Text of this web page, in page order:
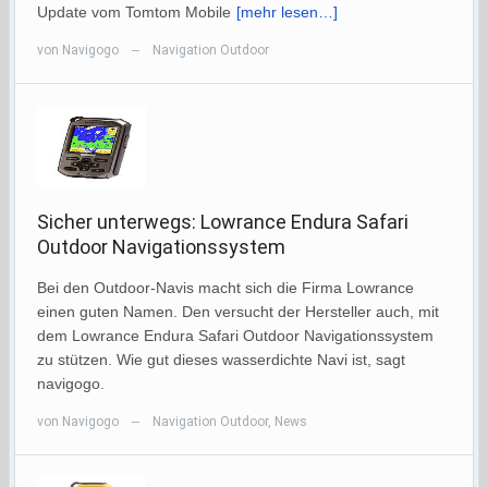
Update vom Tomtom Mobile [mehr lesen…]
von Navigogo — Navigation Outdoor
Sicher unterwegs: Lowrance Endura Safari
Outdoor Navigationssystem
Bei den Outdoor-Navis macht sich die Firma Lowrance
einen guten Namen. Den versucht der Hersteller auch, mit
dem Lowrance Endura Safari Outdoor Navigationssystem
zu stützen. Wie gut dieses wasserdichte Navi ist, sagt
navigogo.
von Navigogo — Navigation Outdoor, News